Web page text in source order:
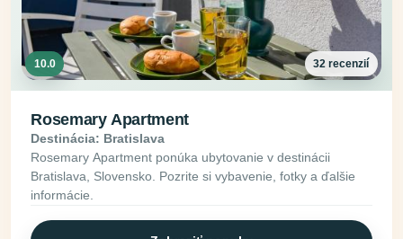
10.0 32 recenzií
Rosemary Apartment
Destinácia: Bratislava
Rosemary Apartment ponúka ubytovanie v destinácii
Bratislava, Slovensko. Pozrite si vybavenie, fotky a ďalšie
informácie.